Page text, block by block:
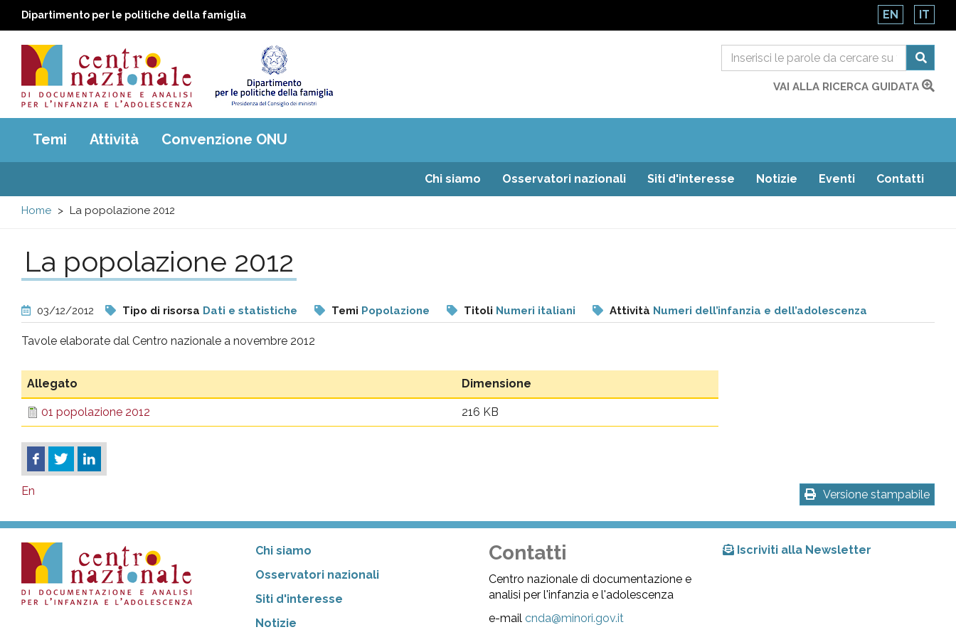
Dipartimento per le politiche della famiglia EN IT
Centro
nazionale
di
e
analisi
pr
l'infanzia
e
l'adolescenza
VAI ALLA RICERCA GUIDATA
Main
menu
Temi Attività Convenzione ONU
Chi siamo Osservatori nazionali Siti d'interesse Notizie Eventi Contatti
Home La popolazione 2012
La popolazione 2012
03/12/2012 Tipo di risorsa Dati e statistiche Temi Popolazione Titoli Numeri italiani Attività Numeri dell’infanzia e dell’adolescenza
Tavole elaborate dal Centro nazionale a novembre 2012
Allegato Dimensione
01 popolazione 2012 216 KB
Versione stampabile
En
Chi siamo
Osservatori nazionali
Siti d'interesse
Notizie
Contatti
Centro nazionale di documentazione e
analisi per l'infanzia e l'adolescenza
e-mailcnda@minori.gov.it
Iscriviti alla Newsletter